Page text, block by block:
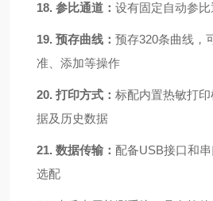
18. 参比通道： 设有固定自动参比
19. 预存曲线： 预存320条曲线，
准、添加等操作
20. 打印方式： 标配内置热敏打印
据及历史数据
21. 数据传输： 配备USB接口和
选配